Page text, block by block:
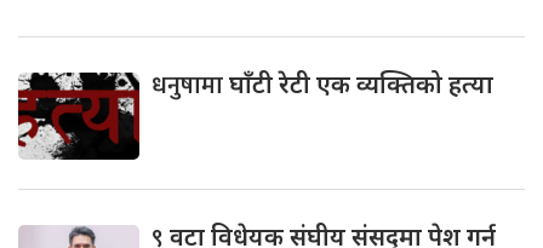
धनुषामाघाँटी रेटी एक व्यक्तिको हत्या
९ वटा विधेयक संघीय संसद्‌मा पेश गर्न